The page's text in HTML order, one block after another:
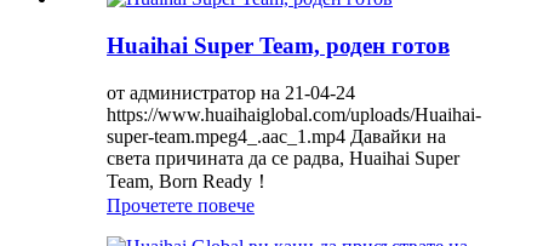
Huaihai Super Team, роден готов
от администратор на 21-04-24
https://www.huaihaiglobal.com/uploads/Huaihai-
super-team.mpeg4_.aac_1.mp4 Давайки на
света причината да се радва, Huaihai Super
Team, Born Ready！
Прочетете повече